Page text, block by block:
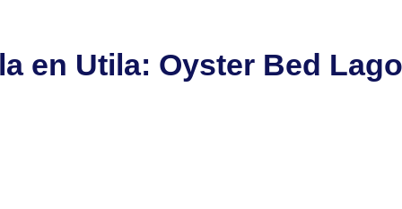
en Utila: Oyster Bed